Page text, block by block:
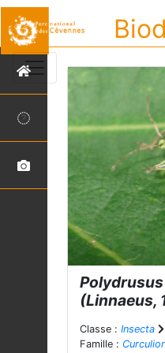
(Linnaeus,
Classe : Insecta
Famille :